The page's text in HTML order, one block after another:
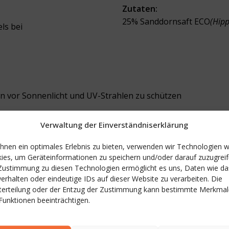
Verwaltung der Einverständniserklärung
ein optimales Erlebnis zu bieten, verwenden wir Technologien
um Geräteinformationen zu speichern und/oder darauf
zu diesen Technologien ermöglicht es uns, Daten wie
oder eindeutige IDs auf dieser Website zu verarbeiten. Die
oder der Entzug der Zustimmung kann bestimmte
beeinträchtigen.
bei
Zutaten:
25% Sanddornsaft ECO
vor Sonnenlicht und UV-Strahlen zu schützen
Pro Portion 50 ml
5